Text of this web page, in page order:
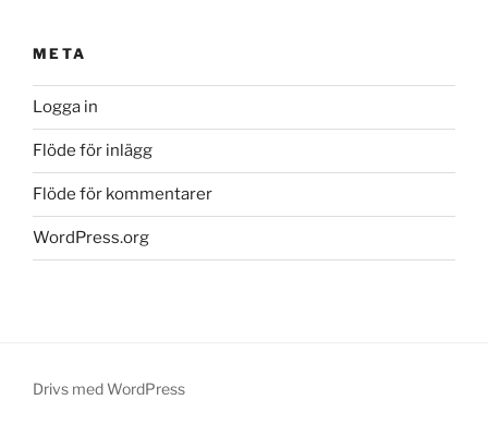
META
Logga in
Flöde för inlägg
Flöde för kommentarer
WordPress.org
Drivs med WordPress